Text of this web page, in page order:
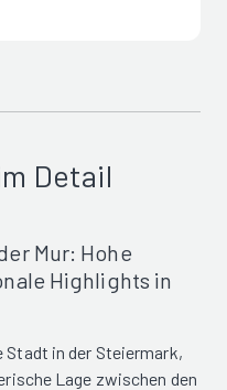
Detail
Mur: Hohe
Highlights in
Stadt in der Steiermark,
Lage zwischen den